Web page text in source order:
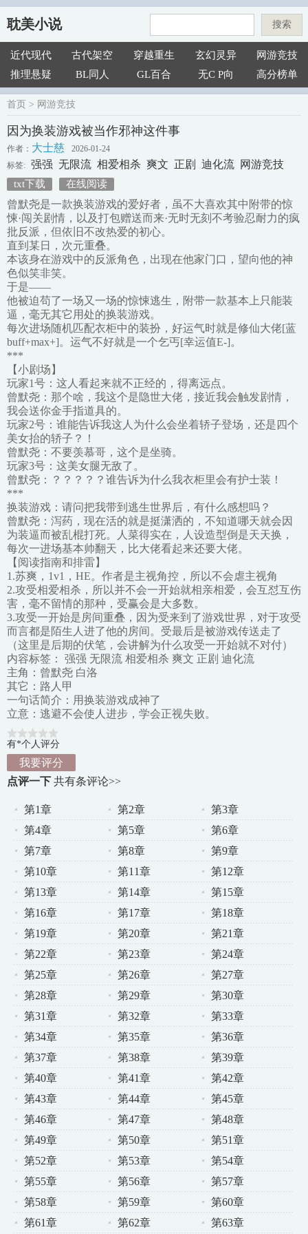
耽美小说 搜索
近代现代 古代架空 穿越重生 玄幻灵异
网游竞技
推理悬疑
BL同人 GL百合 无C P向 高分榜单
首页 > 网游竞技
因为换装游戏被当作邪神这件事
作者： 大士慈
2026-01-24
标签: 强强 无限流 相爱相杀 爽文 正剧 迪化流 网游竞技
txt下载 在线阅读
曾默尧是一款换装游戏的爱好者，虽不大喜欢其中附带的惊
悚·闯关剧情，以及打包赠送而来·无时无刻不考验忍耐力的疯
批反派，但依旧不改热爱的初心。
直到某日，次元重叠。
本该身在游戏中的反派角色，出现在他家门口，望向他的神
色似笑非笑。
于是——
他被迫苟了一场又一场的惊悚逃生，附带一款基本上只能装
逼，毫无其它用处的换装游戏。
每次进场随机匹配衣柜中的装扮，好运气时就是修仙大佬[蓝
buff+max+]。运气不好就是一个乞丐[幸运值E-]。
***
【小剧场】
玩家1号：这人看起来就不正经的，得离远点。
曾默尧：那个啥，我这个是隐世大佬，接近我会触发剧情，
我会送你金手指道具的。
玩家2号：谁能告诉我这人为什么会坐着轿子登场，还是四个
美女抬的轿子？！
曾默尧：不要羡慕哥，这个是坐骑。
玩家3号：这美女腿无敌了。
曾默尧：？？？？？谁告诉为什么我衣柜里会有护士装！
***
换装游戏：请问把我带到逃生世界后，有什么感想吗？
曾默尧：泻药，现在活的就是挺潇洒的，不知道哪天就会因
为装逼而被乱棍打死。人菜得实在，人设造型倒是天天换，
每次一进场基本帅翻天，比大佬看起来还要大佬。
【阅读指南和排雷】
1.苏爽，1v1，HE。作者是主视角控，所以不会虐主视角
2.攻受相爱相杀，所以并不会一开始就相亲相爱，会互怼互伤
害，毫不留情的那种，受赢会是大多数。
3.攻受一开始是房间重叠，因为受来到了游戏世界，对于攻受
而言都是陌生人进了他的房间。受最后是被游戏传送走了
（这里是后期的伏笔，会讲解为什么攻受一开始就不对付）
内容标签： 强强 无限流 相爱相杀 爽文 正剧 迪化流
主角：曾默尧 白洛
其它：路人甲
一句话简介：用换装游戏成神了
立意：逃避不会使人进步，学会正视失败。
有*个人评分
我要评分
点评一下 共有条评论>>
第1章 第2章
第3章
第4章
第5章
第6章
第7章
第8章
第9章
第10章
第11章
第12章
第13章
第14章
第15章
第16章
第17章
第18章
第19章
第20章
第21章
第22章
第23章
第24章
第25章
第26章
第27章
第28章
第29章
第30章
第31章
第32章
第33章
第34章
第35章
第36章
第37章
第38章
第39章
第40章
第41章
第42章
第43章
第44章
第45章
第46章
第47章
第48章
第49章
第50章
第51章
第52章
第53章
第54章
第55章
第56章
第57章
第58章
第59章
第60章
第61章
第62章 第63章